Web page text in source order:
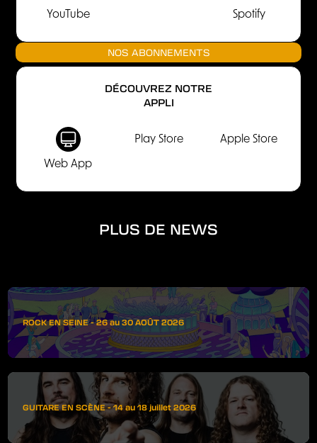
YouTube Spotify
NOS ABONNEMENTS
DÉCOUVREZ NOTRE
APPLI
Web App
Play Store Apple Store
PLUS DE NEWS
ROCK EN SEINE - 26 au 30 AOÛT 2026
GUITARE EN SCÈNE - 14 au 18 juillet 2026